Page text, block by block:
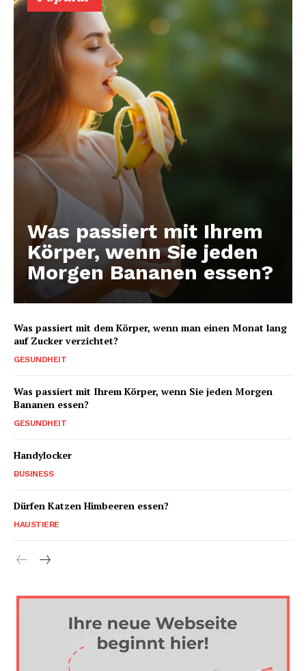
Was passiert mit Ihrem
Körper, wenn Sie jeden
Morgen Bananen essen?
Was passiert mit dem Körper, wenn man einen Monat lang
auf Zucker verzichtet?
GESUNDHEIT
Was passiert mit Ihrem Körper, wenn Sie jeden Morgen
Bananen essen?
GESUNDHEIT
Handylocker
BUSINESS
Dürfen Katzen Himbeeren essen?
HAUSTIERE